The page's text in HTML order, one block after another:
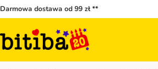
Darmowa dostawa od 99 zł **